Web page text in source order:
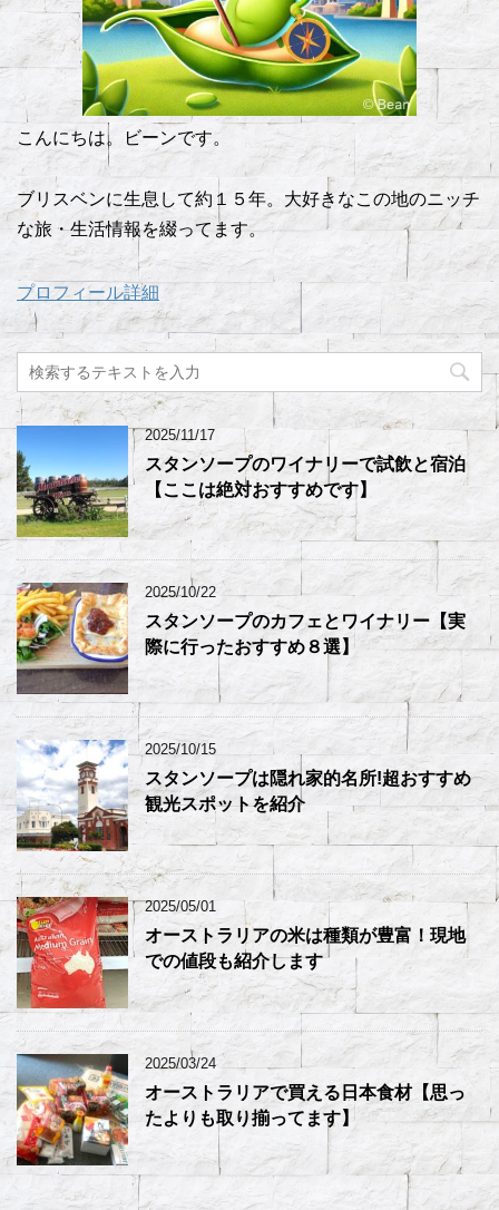
こんにちは。ビーンです。
ブリスベンに生息して約１５年。大好きなこの地のニッチ
な旅・生活情報を綴ってます。
プロフィール詳細
2025/11/17
スタンソープのワイナリーで試飲と宿泊
【ここは絶対おすすめです】
2025/10/22
スタンソープのカフェとワイナリー【実
際に行ったおすすめ８選】
2025/10/15
スタンソープは隠れ家的名所!超おすすめ
観光スポットを紹介
2025/05/01
オーストラリアの米は種類が豊富！現地
での値段も紹介します
2025/03/24
オーストラリアで買える日本食材【思っ
たよりも取り揃ってます】